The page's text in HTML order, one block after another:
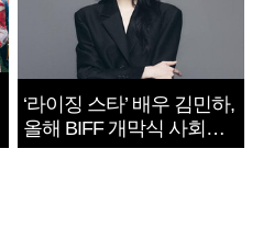
‘라이징 스타’ 배우 김민하,
올해 BIFF 개막식 사회자
확정